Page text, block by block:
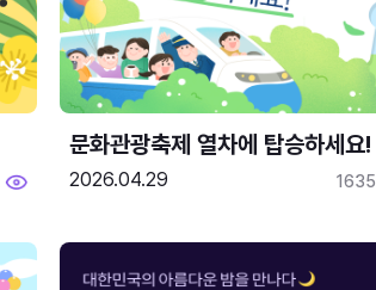
문화관광축제 열차에 탑승하세요!
2026.04.29 1635